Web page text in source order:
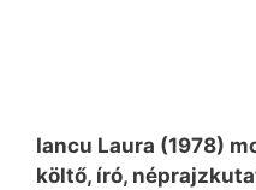
Iancu Laura (1978)
költő, író,